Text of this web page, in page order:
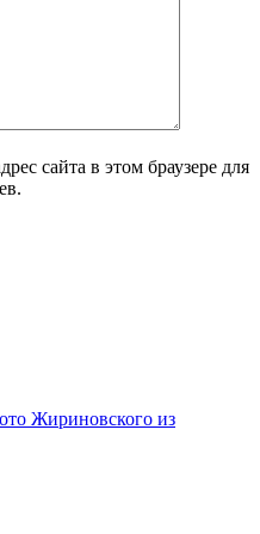
сайта в этом браузере для
Жириновского из